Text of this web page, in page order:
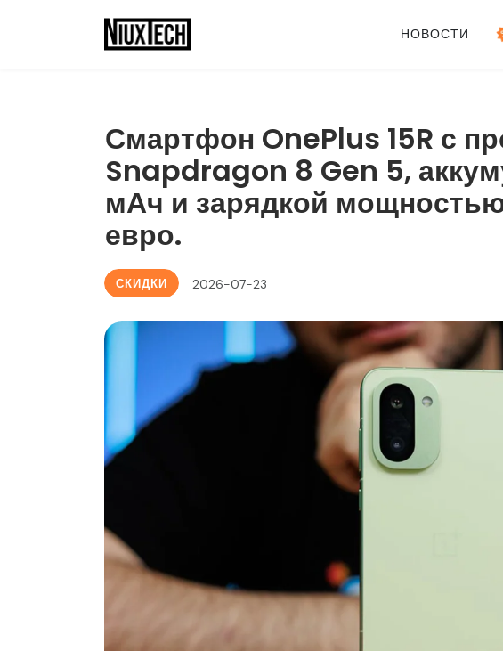
НОВОСТИ
Смартфон OnePlus 15R с
Snapdragon 8 Gen 5,
мАч и зарядкой
евро.
СКИДКИ 2026-07-23